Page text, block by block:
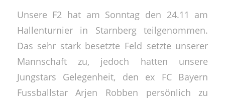
Unsere F2 hat am Sonntag den 24.11 am
Hallenturnier in Starnberg teilgenommen.
Das sehr stark besetzte Feld setzte unserer
Mannschaft zu, jedoch hatten unsere
Jungstars Gelegenheit, den ex FC Bayern
Fussballstar Arjen Robben persönlich zu